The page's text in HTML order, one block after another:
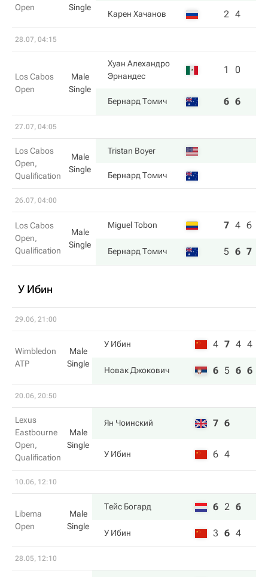
Open
Single
Карен Хачанов 2 4
28.07, 04:15
Los Cabos
Open
Male
Single
Хуан Алехандро
Эрнандес
1 0
Бернард Томич 6 6
27.07, 04:05
Los Cabos
Open,
Qualification
Male
Single
Tristan Boyer
Бернард Томич
26.07, 04:00
Los Cabos
Open,
Qualification
Male
Single
Miguel Tobon 7 4 6
Бернард Томич 5 6 7
У Ибин
29.06, 21:00
Wimbledon
ATP
Male
Single
У Ибин 4 7 4 4
Новак Джокович 6 5 6 6
20.06, 20:50
Lexus
Eastbourne
Open,
Qualification
Male
Single
Ян Чоинский 7 6
У Ибин 6 4
10.06, 12:10
Libema
Open
Male
Single
Тейс Богард 6 2 6
У Ибин 3 6 4
28.05, 12:10